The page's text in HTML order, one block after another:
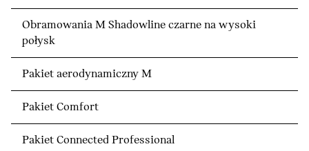
Obramowania M Shadowline czarne na wysoki
połysk
Pakiet aerodynamiczny M
Pakiet Comfort
Pakiet Connected Professional